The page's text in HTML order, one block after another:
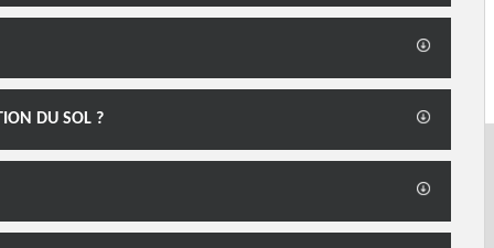
DU SOL ?